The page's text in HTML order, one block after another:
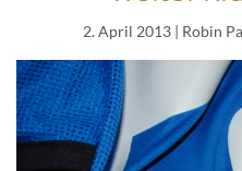
2. April 2013 | Robin